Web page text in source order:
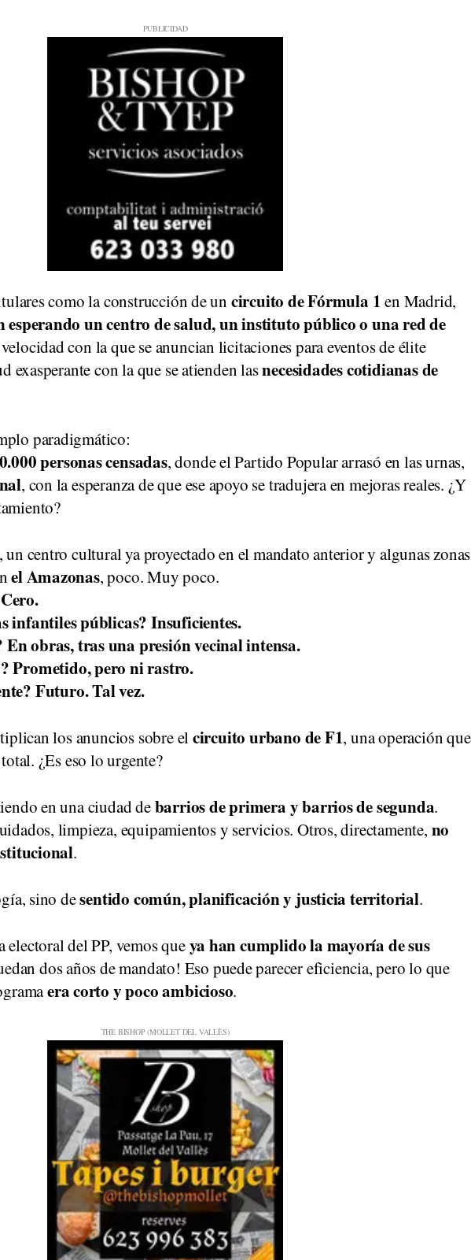
como la construcción de un circuito de Fórmula 1en Madrid,
esperando un centro de salud, un instituto público o una red de
con la que se anuncian licitaciones para eventos de élite
exasperante con la que se atienden lasnecesidades cotidianas de
paradigmático:
personas censadas, donde el Partido Popular arrasó en las urnas,
, con la esperanza de que ese apoyo se tradujera en mejoras reales. ¿Y
un centro cultural ya proyectado en el mandato anterior y algunas zonas
el Amazonas, poco. Muy poco.
infantiles públicas? Insuficientes.
En obras, tras una presión vecinal intensa.
Prometido, pero ni rastro.
Futuro. Tal vez.
los anuncios sobre elcircuito urbano de F1, una operación que
¿Es eso lo urgente?
en una ciudad debarrios de primera y barrios de segunda.
limpieza, equipamientos y servicios. Otros, directamente, no
.
sino desentido común, planificación y justicia territorial.
electoral del PP, vemos queya han cumplido la mayoría de sus
dos años de mandato! Eso puede parecer eficiencia, pero lo que
era corto y poco ambicioso.